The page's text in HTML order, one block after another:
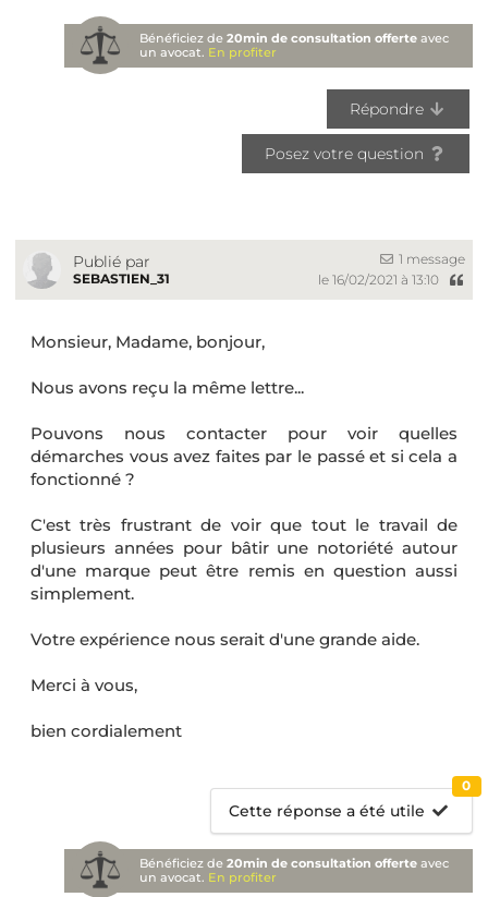
Bénéficiez de20min de consultation offerte avec
un avocat. En profiter
Répondre
Posez votre question
Publié par
SEBASTIEN_31
1 message
le 16/02/2021 à 13:10
Monsieur, Madame, bonjour,
Nous avons reçu la même lettre...
Pouvons nous contacter pour voir quelles
démarches vous avez faites par le passé et si cela a
fonctionné ?
C'est très frustrant de voir que tout le travail de
plusieurs années pour bâtir une notoriété autour
d'une marque peut être remis en question aussi
simplement.
Votre expérience nous serait d'une grande aide.
Merci à vous,
bien cordialement
Cette réponse a été utile
0
Bénéficiez de20min de consultation offerte avec
un avocat. En profiter